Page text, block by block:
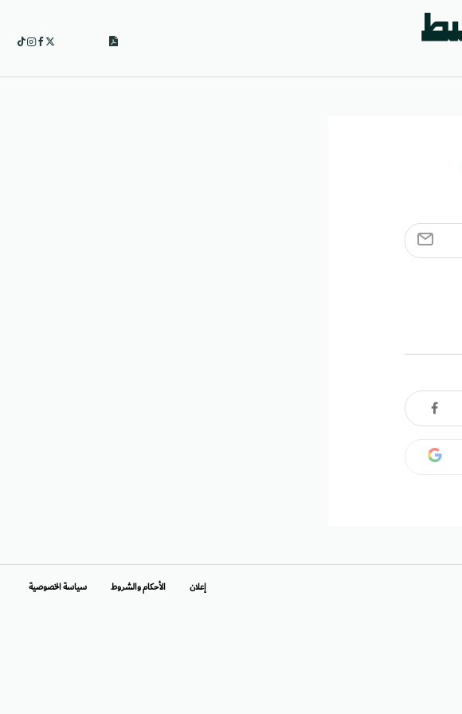
إعلان الأحكام والشروط سياسة الخصوصية